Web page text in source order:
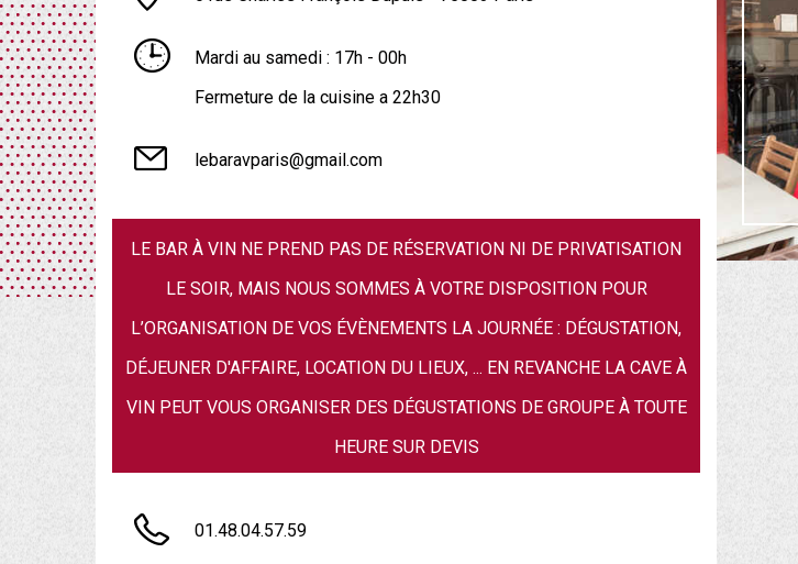
Mardi au samedi : 17h - 00h
Fermeture de la cuisine a 22h30
lebaravparis@gmail.com
LE BAR À VIN NE PREND PAS DE RÉSERVATION NI DE PRIVATISATION
LE SOIR, MAIS NOUS SOMMES À VOTRE DISPOSITION POUR
L’ORGANISATION DE VOS ÉVÈNEMENTS LA JOURNÉE : DÉGUSTATION,
DÉJEUNER D'AFFAIRE, LOCATION DU LIEUX, ... EN REVANCHE LA CAVE À
VIN PEUT VOUS ORGANISER DES DÉGUSTATIONS DE GROUPE À TOUTE
HEURE SUR DEVIS
01.48.04.57.59